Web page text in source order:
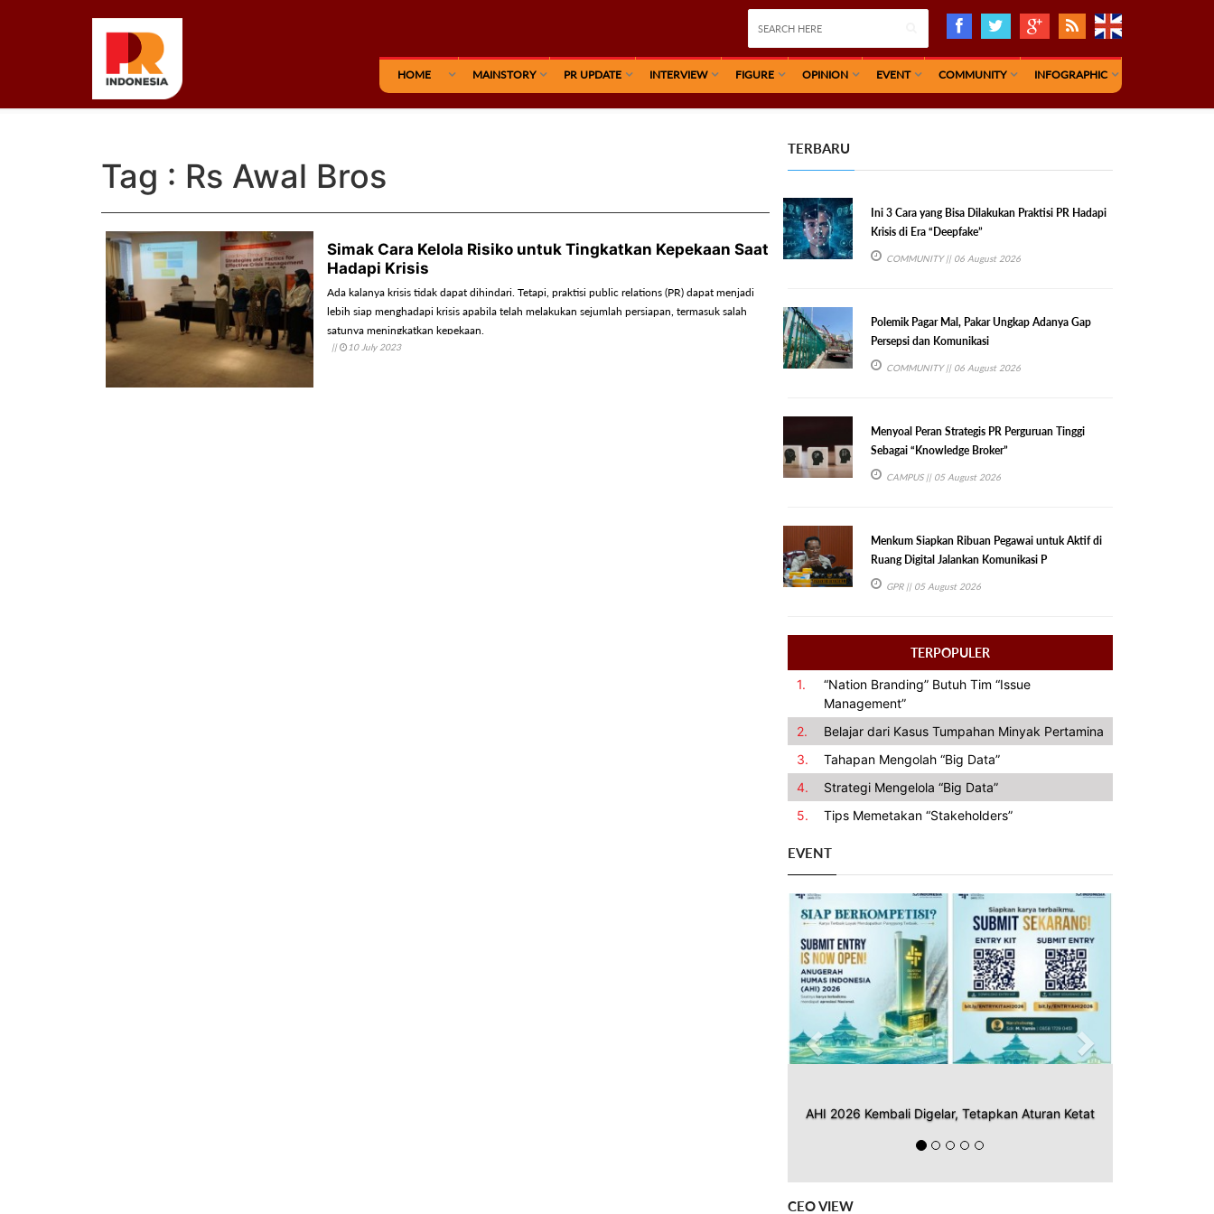
HOME MAINSTORY PR UPDATE INTERVIEW FIGURE OPINION EVENT COMMUNITY INFOGRAPHIC
Tag : Rs Awal Bros
Simak Cara Kelola Risiko untuk Tingkatkan Kepekaan Saat
Hadapi Krisis
Ada kalanya krisis tidak dapat dihindari. Tetapi, praktisi public relations (PR) dapat menjadi
lebih siap menghadapi krisis apabila telah melakukan sejumlah persiapan, termasuk salah
satunya meningkatkan kepekaan.
|| 10 July 2023
TERBARU
Ini 3 Cara yang Bisa Dilakukan Praktisi PR Hadapi
Krisis di Era “Deepfake”
COMMUNITY|| 06 August 2026
Polemik Pagar Mal, Pakar Ungkap Adanya Gap
Persepsi dan Komunikasi
COMMUNITY|| 06 August 2026
Menyoal Peran Strategis PR Perguruan Tinggi
Sebagai “Knowledge Broker”
CAMPUS|| 05 August 2026
Menkum Siapkan Ribuan Pegawai untuk Aktif di
Ruang Digital Jalankan Komunikasi P
GPR|| 05 August 2026
TERPOPULER
1.
“Nation Branding” Butuh Tim “Issue
Management”
2.
Belajar dari Kasus Tumpahan Minyak Pertamina
3.
Tahapan Mengolah “Big Data”
4.
Strategi Mengelola “Big Data”
5.
Tips Memetakan “Stakeholders”
EVENT
AHI 2026 Kembali Digelar, Tetapkan Aturan Ketat
Previous Next
CEO VIEW